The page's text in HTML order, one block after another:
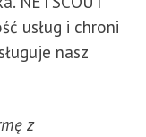
usług i chroni
nasz
z